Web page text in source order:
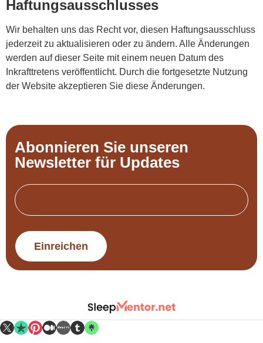
Haftungsausschlusses
Wir behalten uns das Recht vor, diesen Haftungsausschluss
jederzeit zu aktualisieren oder zu ändern. Alle Änderungen
werden auf dieser Seite mit einem neuen Datum des
Inkrafttretens veröffentlicht. Durch die fortgesetzte Nutzung
der Website akzeptieren Sie diese Änderungen.
Abonnieren Sie unseren
Newsletter für Updates
Email